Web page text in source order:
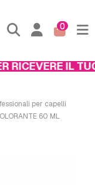
0
IL TUO
per capelli
60 ML